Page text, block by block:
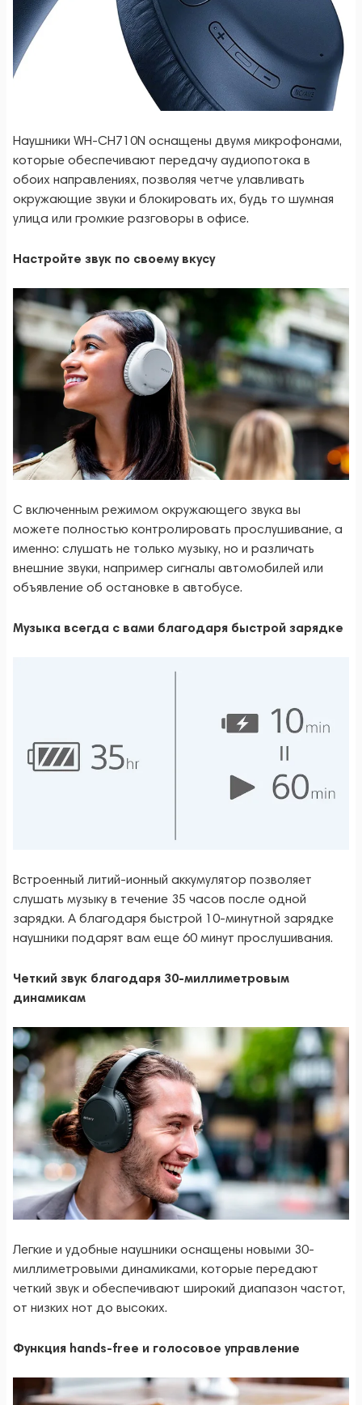
Наушники WH-CH710N оснащены двумя микрофонами,
которые обеспечивают передачу аудиопотока в
обоих направлениях, позволяя четче улавливать
окружающие звуки и блокировать их, будь то шумная
улица или громкие разговоры в офисе.
Настройте звук по своему вкусу
С включенным режимом окружающего звука вы
можете полностью контролировать прослушивание, а
именно: слушать не только музыку, но и различать
внешние звуки, например сигналы автомобилей или
объявление об остановке в автобусе.
Музыка всегда с вами благодаря быстрой зарядке
Встроенный литий-ионный аккумулятор позволяет
слушать музыку в течение 35 часов после одной
зарядки. А благодаря быстрой 10-минутной зарядке
наушники подарят вам еще 60 минут прослушивания.
Четкий звук благодаря 30-миллиметровым
динамикам
Легкие и удобные наушники оснащены новыми 30-
миллиметровыми динамиками, которые передают
четкий звук и обеспечивают широкий диапазон частот,
от низких нот до высоких.
Функция hands-free и голосовое управление